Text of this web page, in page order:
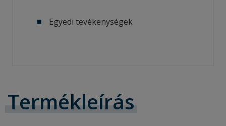
Egyedi tevékenységek
Termékleírás